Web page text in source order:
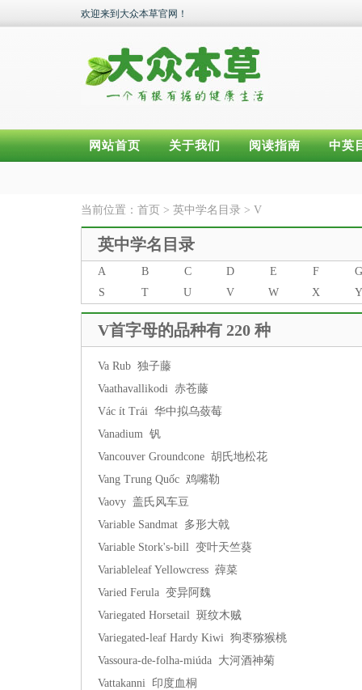
欢迎来到大众本草官网！
网站首页 关于我们 阅读指南 中英
当前位置： 首页 > 英中学名目录 > V
英中学名目录
A B C D E F
G
S
T U V W X Y
V首字母的品种有 220 种
Va Rub 独子藤
Vaathavallikodi 赤苍藤
Vác ít Trái 华中拟乌蔹莓
Vanadium 钒
Vancouver Groundcone 胡氏地松花
Vang Trung Quốc 鸡嘴勒
Vaovy 盖氏风车豆
Variable Sandmat 多形大戟
Variable Stork's-bill 变叶天竺葵
Variableleaf Yellowcress 蔊菜
Varied Ferula 变异阿魏
Variegated Horsetail 斑纹木贼
Variegated-leaf Hardy Kiwi 狗枣猕猴桃
Vassoura-de-folha-miúda 大河酒神菊
Vattakanni 印度血桐